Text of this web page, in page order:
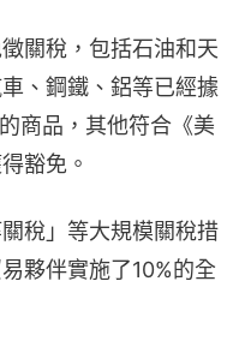
關稅，包括石油和天
、鋼鐵、鋁等已經據
商品，其他符合《美
豁免。
稅」等大規模關稅措
夥伴實施了10%的全